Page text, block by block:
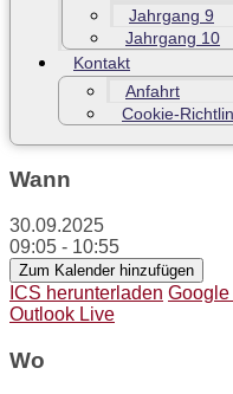
Jahrgang 9
Jahrgang 10
Kontakt
Anfahrt
Cookie-
Wann
30.09.2025
09:05 - 10:55
Zum Kalender hinzufügen
ICS herunterladen
Outlook Live
Wo